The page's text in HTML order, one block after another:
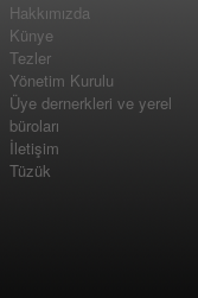
Hakkımızda
Künye
Tezler
Yönetim Kurulu
Üye dernerkleri ve yerel
büroları
İletişim
Tüzük